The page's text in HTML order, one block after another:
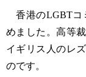
香港のLGBTコ
めました。高等
イギリス人のレ
のです。